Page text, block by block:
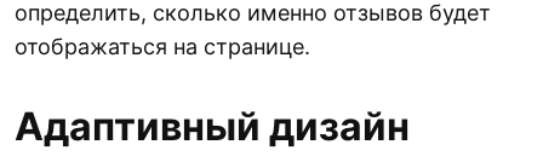
определить, сколько именно отзывов будет
отображаться на странице.
Адаптивный дизайн